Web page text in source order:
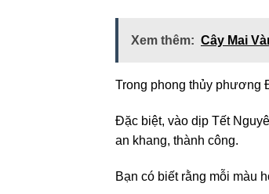
Xem thêm: Cây Mai
Trong phong thủy phương
Đặc biệt, vào dịp Tết
an khang, thành công.
Bạn có biết rằng mỗi màu